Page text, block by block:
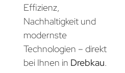
Effizienz,
Nachhaltigkeit und
modernste
Technologien – direkt
bei Ihnen in Drebkau.